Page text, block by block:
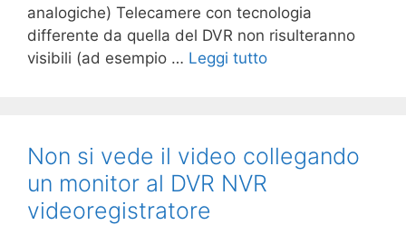
analogiche) Telecamere con tecnologia
differente da quella del DVR non risulteranno
visibili (ad esempio … Leggi tutto
Non si vede il video collegando
un monitor al DVR NVR
videoregistratore